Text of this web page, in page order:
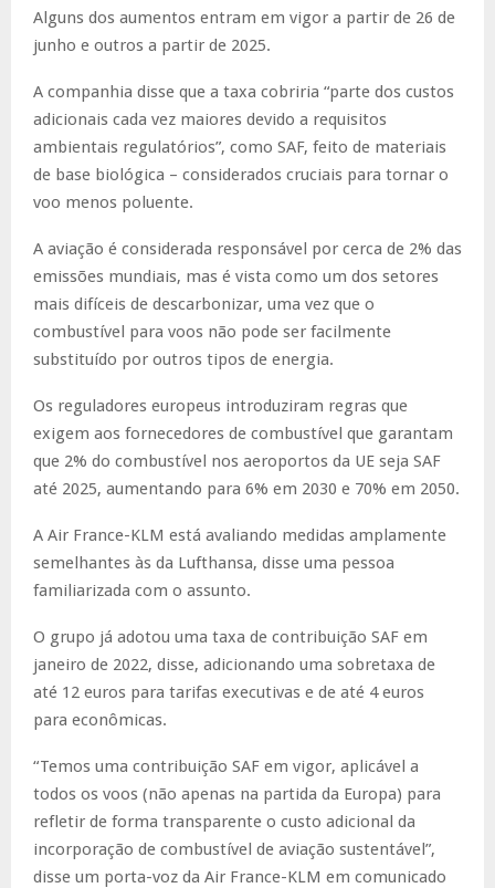
Alguns dos aumentos entram em vigor a partir de 26 de
junho e outros a partir de 2025.
A companhia disse que a taxa cobriria “parte dos custos
adicionais cada vez maiores devido a requisitos
ambientais regulatórios”, como SAF, feito de materiais
de base biológica – considerados cruciais para tornar o
voo menos poluente.
A aviação é considerada responsável por cerca de 2% das
emissões mundiais, mas é vista como um dos setores
mais difíceis de descarbonizar, uma vez que o
combustível para voos não pode ser facilmente
substituído por outros tipos de energia.
Os reguladores europeus introduziram regras que
exigem aos fornecedores de combustível que garantam
que 2% do combustível nos aeroportos da UE seja SAF
até 2025, aumentando para 6% em 2030 e 70% em 2050.
A Air France-KLM está avaliando medidas amplamente
semelhantes às da Lufthansa, disse uma pessoa
familiarizada com o assunto.
O grupo já adotou uma taxa de contribuição SAF em
janeiro de 2022, disse, adicionando uma sobretaxa de
até 12 euros para tarifas executivas e de até 4 euros
para econômicas.
“Temos uma contribuição SAF em vigor, aplicável a
todos os voos (não apenas na partida da Europa) para
refletir de forma transparente o custo adicional da
incorporação de combustível de aviação sustentável”,
disse um porta-voz da Air France-KLM em comunicado